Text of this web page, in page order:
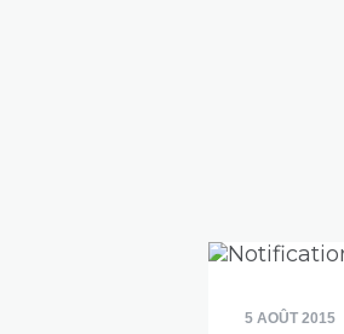
5 AOÛT 2015